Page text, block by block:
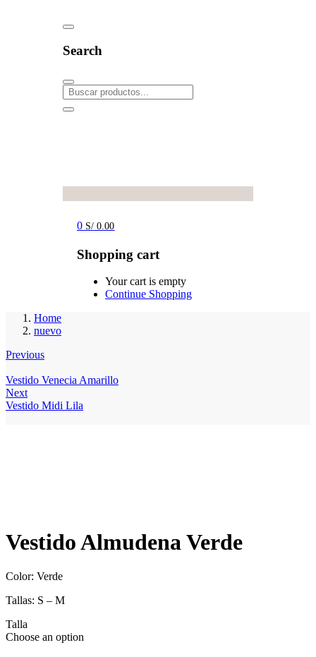
Search
0 S/ 0.00
Shopping cart
Your cart is empty
Continue Shopping
Home
nuevo
Previous
Vestido Venecia Amarillo
Next
Vestido Midi Lila
Vestido Almudena Verde
Color: Verde
Tallas: S – M
Talla
Choose an option